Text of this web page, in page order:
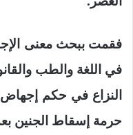
فقمت ببحث معنى
في اللغة والطب
النزاع في حكم إجهاض
حرمة إسقاط الجنين